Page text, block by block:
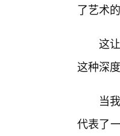
了艺术
这
这种深
当
代表了